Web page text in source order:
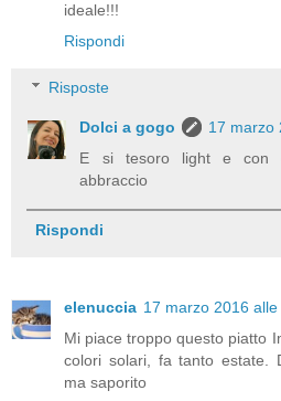
ideale!!!
Rispondi
Risposte
Dolci a gogo
17 marzo
E si tesoro light e con
abbraccio
Rispondi
elenuccia 17 marzo 2016
Mi piace troppo questo piatto
colori solari, fa tanto estate.
ma saporito